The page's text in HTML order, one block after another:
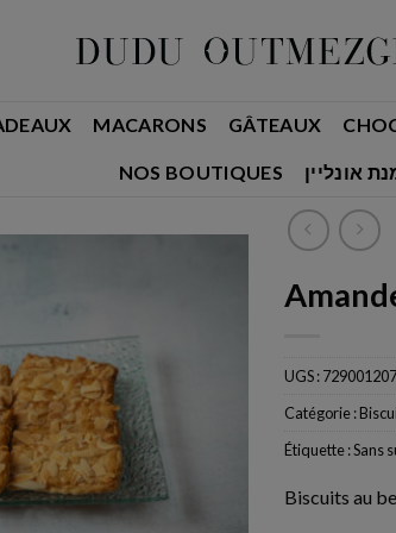
MACARONS GÂTEAUX
NOS BOUTIQUES אונליין
UGS :
Catégorie :
Étiquette :Sans
Biscuits au